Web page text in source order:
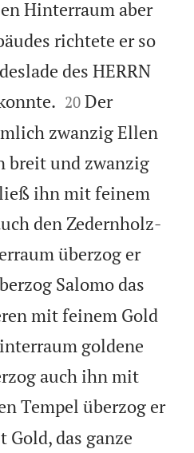
Hinterraum aber
richtete er so
des HERRN


20 Der
zwanzig Ellen
breit und zwanzig
ihn mit feinem
den Zedernholz-
überzog er
Salomo das
mit feinem Gold
goldene
auch ihn mit
Tempel überzog er
das ganze